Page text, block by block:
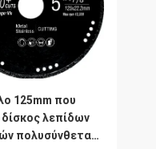
125mm που
δίσκος λεπίδων
πολυσύνθετα 5